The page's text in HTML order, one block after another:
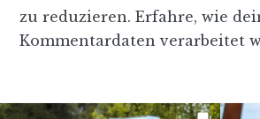
zu reduzieren. Erfahre, wie
Kommentardaten verarbeitet